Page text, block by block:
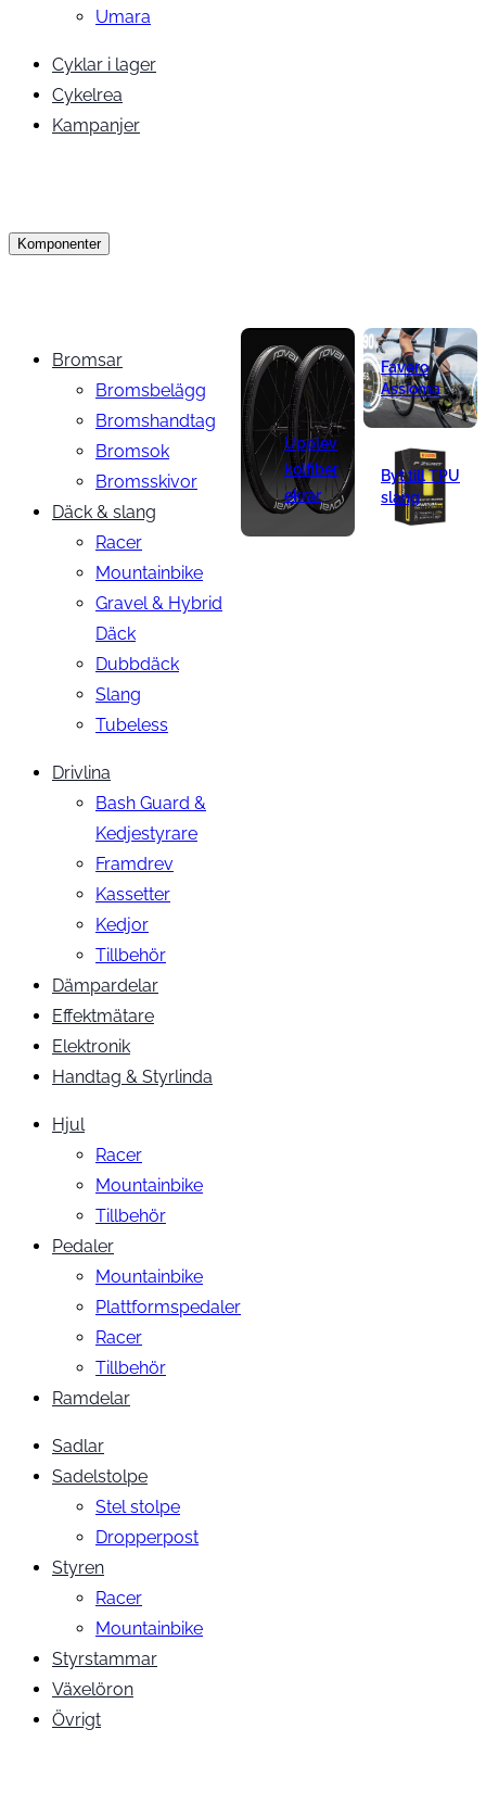
Umara
Cyklar i lager
Cykelrea
Kampanjer
Komponenter
Bromsar
Bromsbelägg
Bromshandtag
Bromsok
Bromsskivor
Däck & slang
Racer
Mountainbike
Gravel & Hybrid
Däck
Dubbdäck
Slang
Tubeless
Drivlina
Bash Guard &
Kedjestyrare
Framdrev
Kassetter
Kedjor
Tillbehör
Dämpardelar
Effektmätare
Elektronik
Handtag & Styrlinda
Hjul
Racer
Mountainbike
Tillbehör
Pedaler
Mountainbike
Plattformspedaler
Racer
Tillbehör
Ramdelar
Sadlar
Sadelstolpe
Stel stolpe
Dropperpost
Styren
Racer
Mountainbike
Styrstammar
Växelöron
Övrigt
Upplev
kolfiber
ekrar
Favero
Assioma
Byt till TPU
slang